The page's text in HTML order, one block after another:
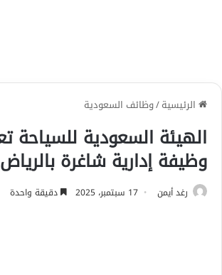
الرئيسية/وظائف السعودية
وظيفة إدارية شاغرة بالرياض
رغد أيمن 17 سبتمبر، 2025 دقيقة واحدة